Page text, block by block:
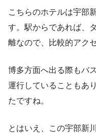
こちらのホテルは宇部
す。駅からであれば、
離なので、比較的アク
博多方面へ出る際もバ
運行していることもあ
たですね。
とはいえ、この宇部新